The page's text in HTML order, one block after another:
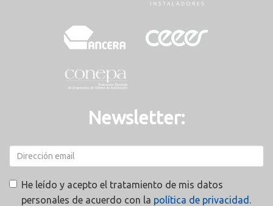
Newsletter:
He leído y acepto el tratamiento de mis datos
personales de acuerdo con la política de privacidad.